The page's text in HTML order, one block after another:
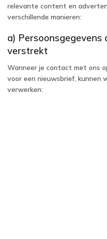
relevante content en
verschillende manieren:
a) Persoonsgegevens
verstrekt
Wanneer je contact met ons
voor een nieuwsbrief, kunnen
verwerken: